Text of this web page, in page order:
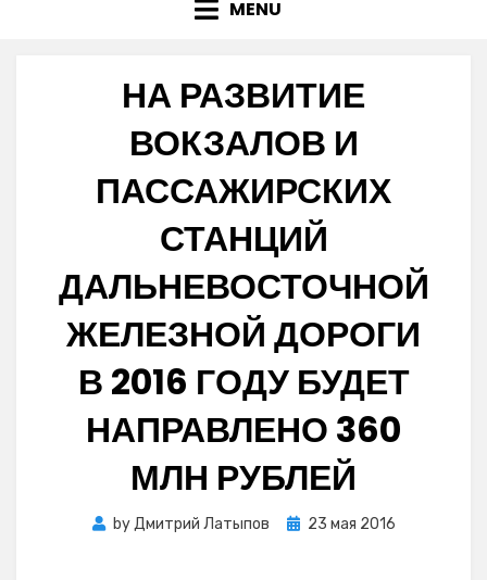
MENU
НА РАЗВИТИЕ
ВОКЗАЛОВ И
ПАССАЖИРСКИХ
СТАНЦИЙ
ДАЛЬНЕВОСТОЧНОЙ
ЖЕЛЕЗНОЙ ДОРОГИ
В 2016 ГОДУ БУДЕТ
НАПРАВЛЕНО 360
МЛН РУБЛЕЙ
byДмитрий Латыпов
Posted
23 мая 2016